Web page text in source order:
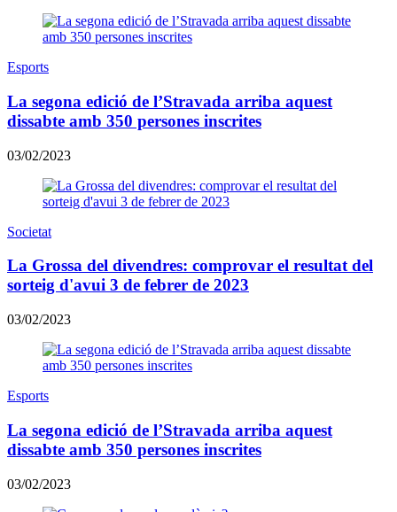
Esports
​La segona edició de l’Stravada arriba aquest
dissabte amb 350 persones inscrites
03/02/2023
Societat
La Grossa del divendres: comprovar el resultat del
sorteig d'avui 3 de febrer de 2023
03/02/2023
Esports
La segona edició de l’Stravada arriba aquest
dissabte amb 350 persones inscrites
03/02/2023